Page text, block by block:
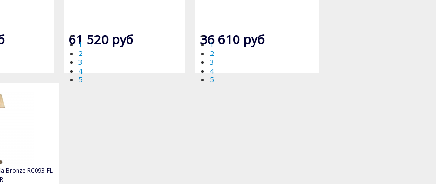
61 520 руб
1
2
3
4
5
36 610 руб
1
2
3
4
5
Bronze RC093-FL-